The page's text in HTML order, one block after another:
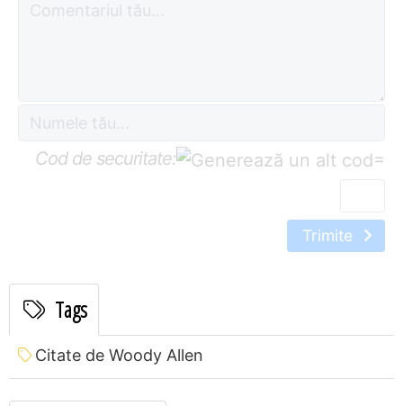
Cod de securitate: =
Trimite
Tags
Citate de Woody Allen